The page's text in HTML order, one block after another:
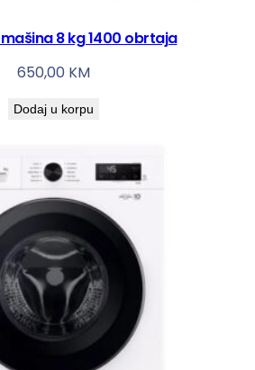
mašina 8 kg 1400 obrtaja
650,00 KM
Dodaj u korpu